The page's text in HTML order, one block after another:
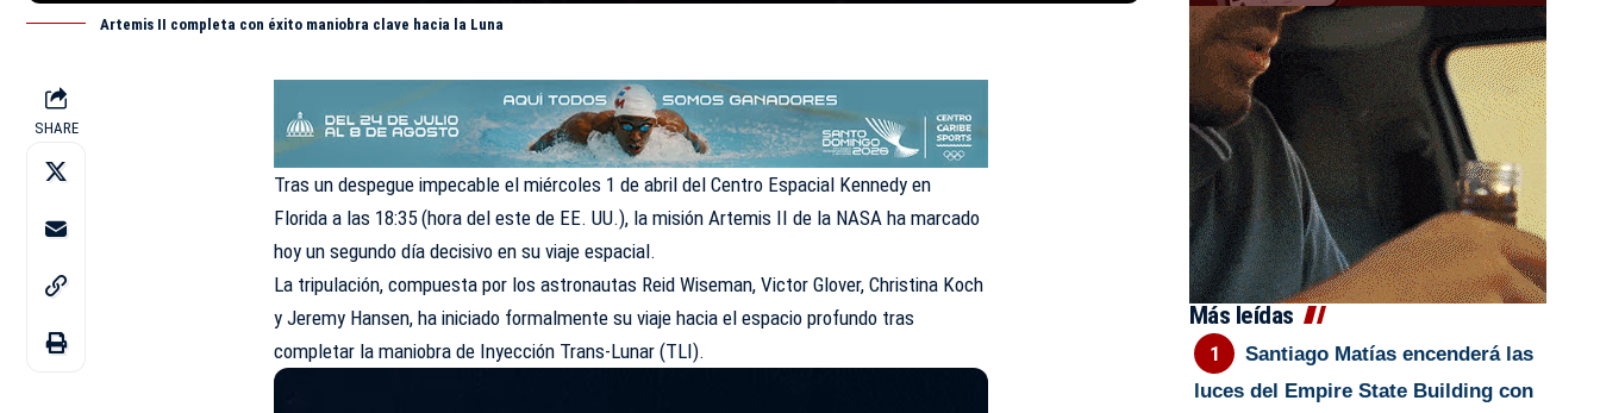
Artemis II completa con éxito maniobra clave hacia la Luna
SHARE
Tras un despegue impecable el miércoles 1 de abril del Centro Espacial Kennedy en
Florida a las 18:35 (hora del este de EE. UU.), la misión Artemis II de la NASA ha marcado
hoy un segundo día decisivo en su viaje espacial.
La tripulación, compuesta por los astronautas Reid Wiseman, Victor Glover, Christina Koch
y Jeremy Hansen, ha iniciado formalmente su viaje hacia el espacio profundo tras
completar la maniobra de Inyección Trans-Lunar (TLI).
Más leídas
Santiago Matías encenderá las
luces del Empire State Building con